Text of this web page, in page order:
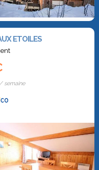
ETOILES
semaine